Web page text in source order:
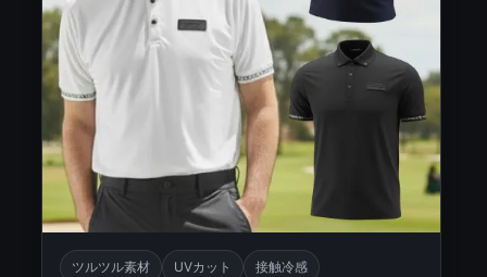
ツルツル素材 UVカット 接触冷感